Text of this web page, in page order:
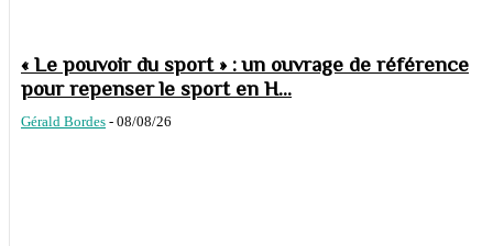
« Le pouvoir du sport » : un ouvrage de référence
pour repenser le sport en H...
Gérald Bordes - 08/08/26